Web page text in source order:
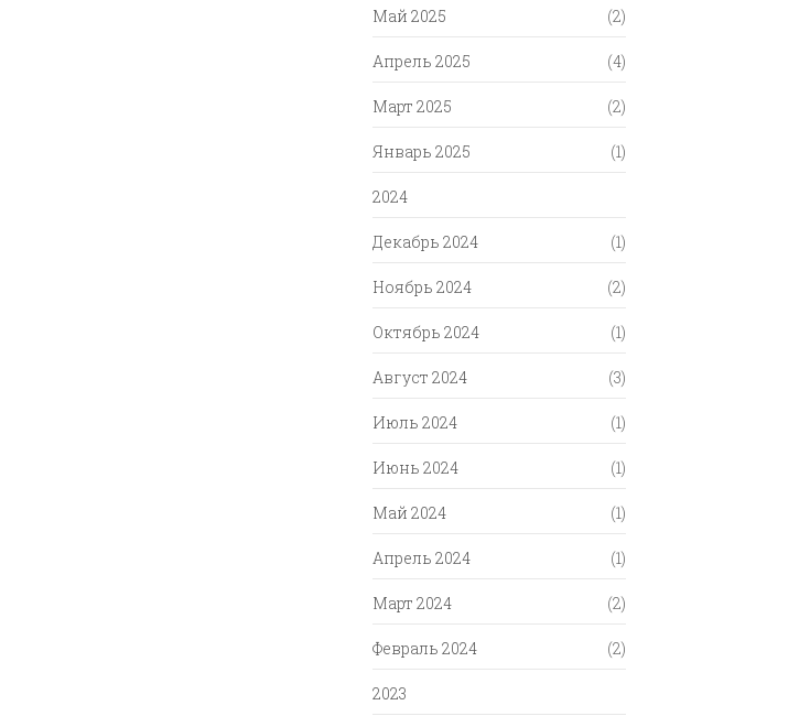
Май 2025 (2)
Апрель 2025 (4)
Март 2025 (2)
Январь 2025 (1)
2024
Декабрь 2024 (1)
Ноябрь 2024 (2)
Октябрь 2024 (1)
Август 2024 (3)
Июль 2024 (1)
Июнь 2024 (1)
Май 2024 (1)
Апрель 2024 (1)
Март 2024 (2)
Февраль 2024 (2)
2023